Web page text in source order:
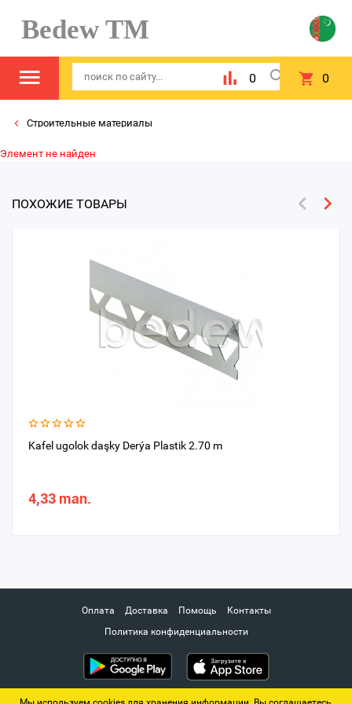
Bedew TM
0 0
Строительные материалы
Элемент не найден
ПОХОЖИЕ ТОВАРЫ
Kafel ugolok daşky Derýa Plastik 2.70 m
4,33 man.
Оплата Доставка Помощь
Контакты
Политика конфиденциальности